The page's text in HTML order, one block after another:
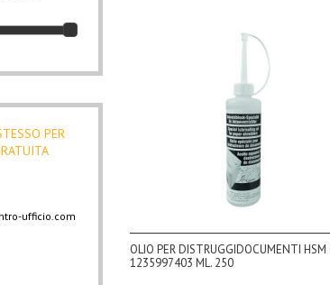
PER
ufficio.com
OLIO PER DISTRUGGIDOCUMENTI HSM
1235997403 ML. 250